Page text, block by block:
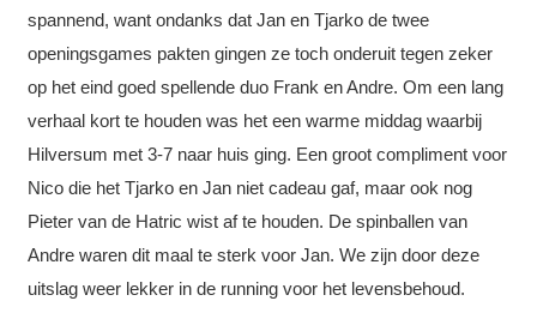
spannend, want ondanks dat Jan en Tjarko de twee
openingsgames pakten gingen ze toch onderuit tegen zeker
op het eind goed spellende duo Frank en Andre. Om een lang
verhaal kort te houden was het een warme middag waarbij
Hilversum met 3-7 naar huis ging. Een groot compliment voor
Nico die het Tjarko en Jan niet cadeau gaf, maar ook nog
Pieter van de Hatric wist af te houden. De spinballen van
Andre waren dit maal te sterk voor Jan. We zijn door deze
uitslag weer lekker in de running voor het levensbehoud.